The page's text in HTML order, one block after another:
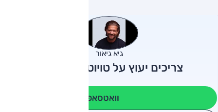
גיא גיאור
צריכים יעוץ על טויוטה היילקס?
וואטסאפ